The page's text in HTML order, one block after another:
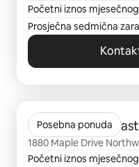
Početni iznos
Prosječna sedmična
Posebna ponuda
The Delaney at
1880 Maple Drive
Početni iznos